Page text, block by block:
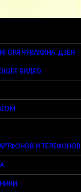
ЧУВАКИНА. ДЗЕН
ВИДЕО
И ТЕЛЕФОНОВ